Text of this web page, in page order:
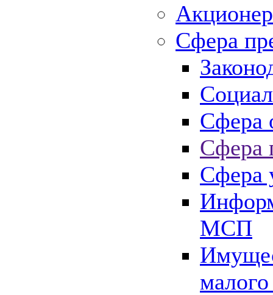
Сфера
Сфера
Сфера
Сфера
МСП